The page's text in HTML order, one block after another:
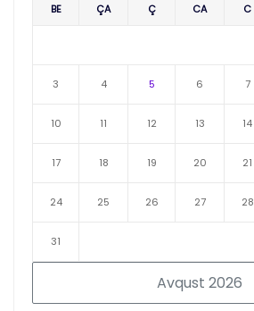
Avqust 2026
BE ÇA Ç CA C
3 4 5 6 7
10 11 12 13 14
17 18 19 20 21
24 25 26 27 28
31